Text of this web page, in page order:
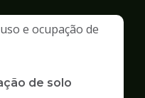
de solo